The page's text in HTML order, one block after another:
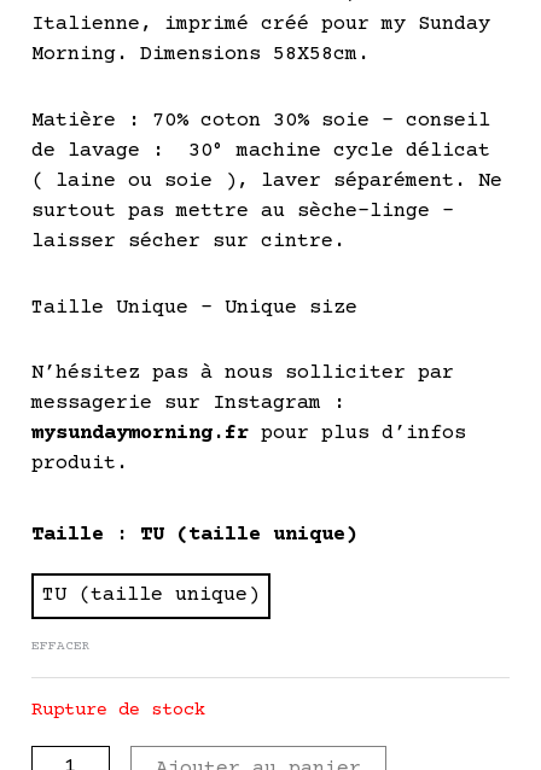
Italienne, imprimé créé pour my Sunday
Morning. Dimensions 58X58cm.
Matière : 70% coton 30% soie – conseil
de lavage : 30° machine cycle délicat
( laine ou soie ), laver séparément. Ne
surtout pas mettre au sèche-linge –
laisser sécher sur cintre.
Taille Unique – Unique size
N’hésitez pas à nous solliciter par
messagerie sur Instagram :
mysundaymorning.fr pour plus d’infos
produit.
Taille : TU (taille unique)
TU (taille unique)
EFFACER
Rupture de stock
quantité
ROY
-
Édition
limitée
-
Jaune